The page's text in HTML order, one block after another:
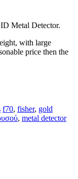
Metal Detector.
with large
price then the
f70, fisher, gold
, metal detector